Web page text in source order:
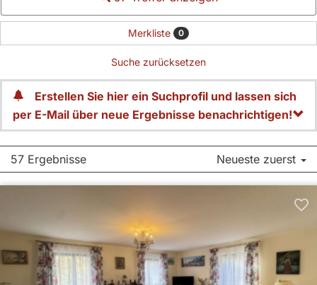
Merkliste 0
Suche zurücksetzen
Erstellen Sie hier ein Suchprofil und lassen sich
per E-Mail über neue Ergebnisse benachrichtigen!
57 Ergebnisse Neueste zuerst